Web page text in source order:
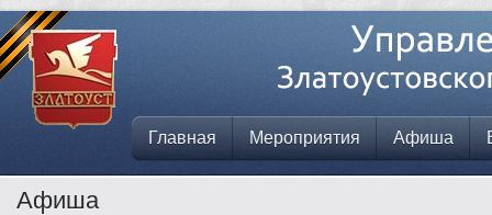
Главная Мероприятия Афиша
Афиша